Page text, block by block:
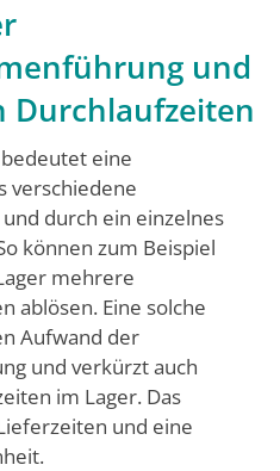
und
Durchlaufzeiten
eine
verschiedene
durch ein einzelnes
können zum Beispiel
mehrere
ablösen. Eine solche
Aufwand der
und verkürzt auch
im Lager. Das
und eine